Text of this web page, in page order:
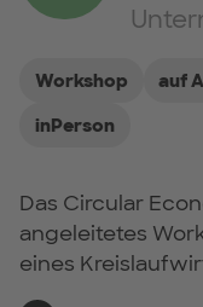
Workshop auf
inPerson
Das Circular
angeleitetes
eines